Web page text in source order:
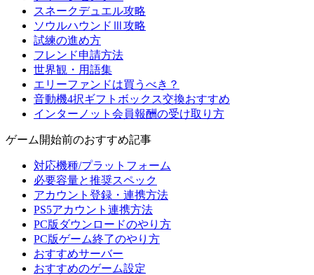
スネークデュエル攻略
ソウルハウンドⅢ攻略
試練の進め方
フレンド申請方法
世界観・用語集
エリーファンドは買うべき？
音動機4択ギフトボックス交換おすすめ
インターノット会員報酬の受け取り方
ゲーム開始前のおすすめ記事
対応機種/プラットフォーム
必要容量と推奨スペック
アカウント登録・連携方法
PS5アカウント連携方法
PC版ダウンロードのやり方
PC版ゲーム終了のやり方
おすすめサーバー
おすすめのゲーム設定